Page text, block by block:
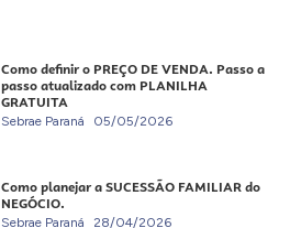
Como definir o PREÇO DE VENDA. Passo a
passo atualizado com PLANILHA
GRATUITA
Sebrae Paraná 05/05/2026
Como planejar a SUCESSÃO FAMILIAR do
NEGÓCIO.
Sebrae Paraná 28/04/2026